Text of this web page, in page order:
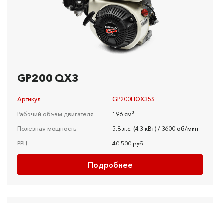
GP200 QX3
Артикул
GP200HQX35S
Рабочий объем двигателя
196 см³
Полезная мощность
5.8 л.c. (4.3 кBт) / 3600 об/мин
РРЦ
40 500 руб.
Подробнее